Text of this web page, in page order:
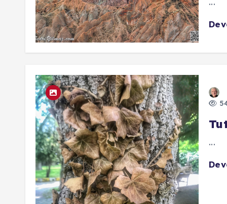
...